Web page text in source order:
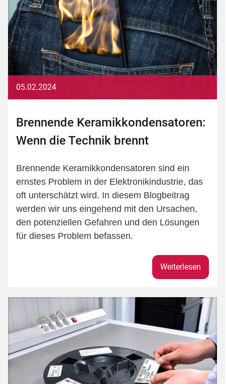
05.02.2024
Brennende Keramikkondensatoren:
Wenn die Technik brennt
Brennende Keramikkondensatoren sind ein
ernstes Problem in der Elektronikindustrie, das
oft unterschätzt wird. In diesem Blogbeitrag
werden wir uns eingehend mit den Ursachen,
den potenziellen Gefahren und den Lösungen
für dieses Problem befassen.
Weiterlesen